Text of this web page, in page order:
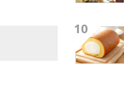
10